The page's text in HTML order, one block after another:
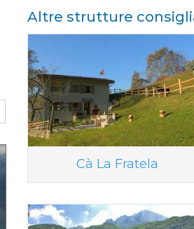
Altre strutture
Cà La Fratela